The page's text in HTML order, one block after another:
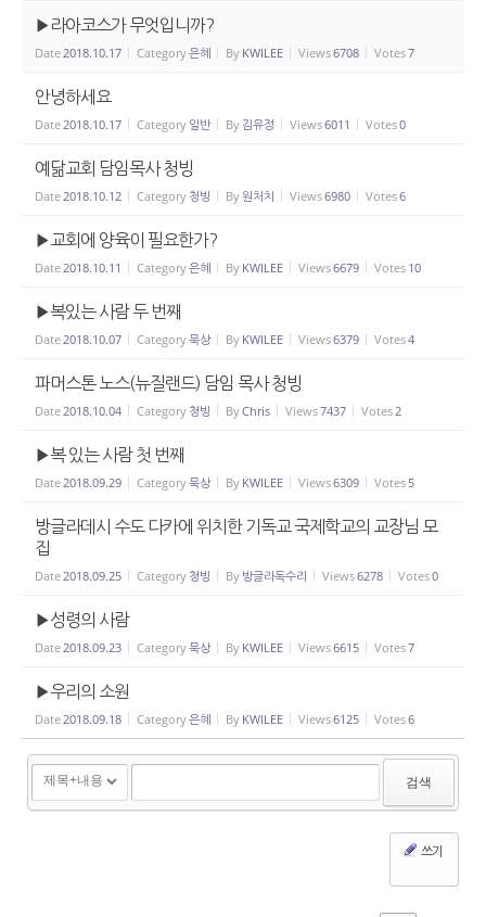
▶라아코스가 무엇입니까?
Date 2018.10.17 Category은혜 By KWILEE Views6708 Votes7
안녕하세요
Date 2018.10.17 Category 일반 By 김유정 Views6011 Votes0
예닮교회 담임목사 청빙
Date 2018.10.12 Category 청빙 By원처치 Views6980 Votes6
▶교회에 양육이 필요한가?
Date 2018.10.11 Category은혜 By KWILEE Views6679 Votes 10
▶복있는 사람 두 번째
Date 2018.10.07 Category묵상 By KWILEE Views6379 Votes4
파머스톤 노스(뉴질랜드) 담임 목사 청빙
Date 2018.10.04 Category 청빙 ByChris Views7437 Votes 2
▶복 있는 사람 첫 번째
Date 2018.09.29 Category묵상 By KWILEE Views6309 Votes 5
방글라데시 수도 다카에 위치한 기독교 국제학교의 교장님 모
집
Date 2018.09.25 Category 청빙 By 방글라독수리 Views6278 Votes0
▶성령의 사람
Date 2018.09.23 Category묵상 By KWILEE Views6615 Votes7
▶우리의 소원
Date 2018.09.18 Category은혜 By KWILEE Views6125 Votes6
검색
쓰기